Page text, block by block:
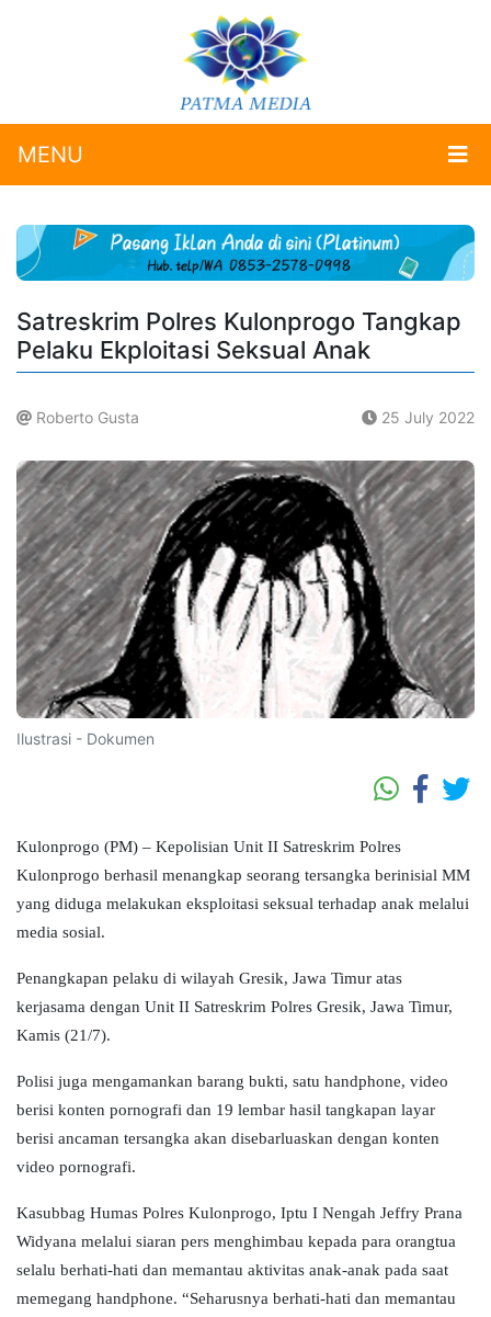
MENU
Satreskrim Polres Kulonprogo Tangkap
Pelaku Ekploitasi Seksual Anak
Roberto Gusta 25 July 2022
Ilustrasi - Dokumen
Kulonprogo (PM) – Kepolisian Unit II Satreskrim Polres
Kulonprogo berhasil menangkap seorang tersangka berinisial MM
yang diduga melakukan eksploitasi seksual terhadap anak melalui
media sosial.
Penangkapan pelaku di wilayah Gresik, Jawa Timur atas
kerjasama dengan Unit II Satreskrim Polres Gresik, Jawa Timur,
Kamis (21/7).
Polisi juga mengamankan barang bukti, satu handphone, video
berisi konten pornografi dan 19 lembar hasil tangkapan layar
berisi ancaman tersangka akan disebarluaskan dengan konten
video pornografi.
Kasubbag Humas Polres Kulonprogo, Iptu I Nengah Jeffry Prana
Widyana melalui siaran pers menghimbau kepada para orangtua
selalu berhati-hati dan memantau aktivitas anak-anak pada saat
memegang handphone. “Seharusnya berhati-hati dan memantau